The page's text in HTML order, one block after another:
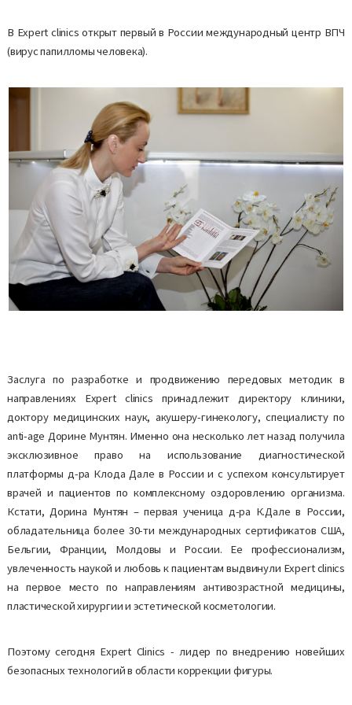
В Expert clinics открыт первый в России международный центр ВПЧ
(вирус папилломы человека).
Заслуга по разработке и продвижению передовых методик в
направлениях Expert clinics принадлежит директору клиники,
доктору медицинских наук, акушеру-гинекологу, специалисту по
anti-age Дорине Мунтян. Именно она несколько лет назад получила
эксклюзивное право на использование диагностической
платформы д-ра Клода Дале в России и с успехом консультирует
врачей и пациентов по комплексному оздоровлению организма.
Кстати, Дорина Мунтян – первая ученица д-ра К.Дале в России,
обладательница более 30-ти международных сертификатов США,
Бельгии, Франции, Молдовы и России. Ее профессионализм,
увлеченность наукой и любовь к пациентам выдвинули Expert clinics
на первое место по направлениям антивозрастной медицины,
пластической хирургии и эстетической косметологии.
Поэтому сегодня Expert Clinics - лидер по внедрению новейших
безопасных технологий в области коррекции фигуры.